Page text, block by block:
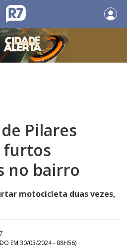
Pilares
furtos
no bairro
motocicleta duas vezes,
EM 30/03/2024 - 08H56)